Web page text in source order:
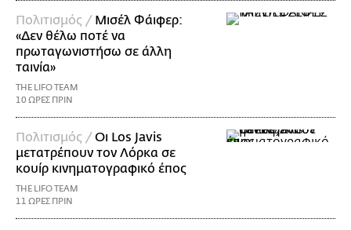
Πολιτισμός / Μισέλ Φάιφερ:
«Δεν θέλω ποτέ να
πρωταγωνιστήσω σε άλλη
ταινία»
THE LIFO TEAM
10 ΩΡΕΣ ΠΡΙΝ
Πολιτισμός /Οι Los Javis
μετατρέπουν τον Λόρκα σε
κουίρ κινηματογραφικό έπος
THE LIFO TEAM
11 ΩΡΕΣ ΠΡΙΝ